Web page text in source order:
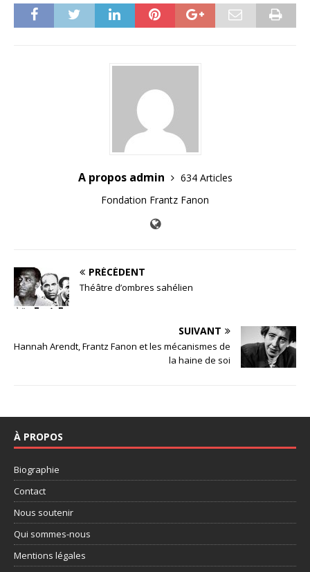
A propos admin
634 Articles
Fondation Frantz Fanon
PRÉCÉDENT
Théâtre d’ombres sahélien
SUIVANT
Hannah Arendt, Frantz Fanon et les mécanismes de
la haine de soi
À PROPOS
Biographie
Contact
Nous soutenir
Qui sommes-nous
Mentions légales